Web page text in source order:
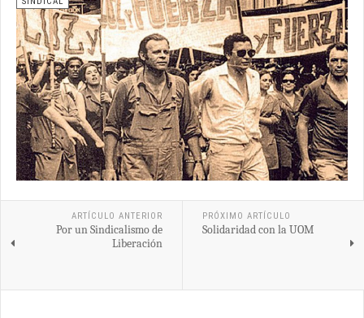
ARTÍCULO ANTERIOR
Por un Sindicalismo de
Liberación
PRÓXIMO ARTÍCULO
Solidaridad con la UOM